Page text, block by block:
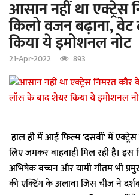
आसान नहीं था एक्ट्रेस
किलो वजन बढ़ाना,
किया ये इमोशनल नोट
21-Apr-2022 893
हाल ही में आई फिल्म 'दसवीं' में
लिए जमकर वाहवाही मिल रही है।
अभिषेक बच्चन और यामी गौतम भी
की एक्टिंग के अलावा जिस चीज ने